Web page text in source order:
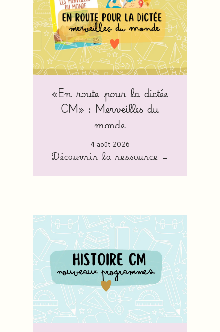
«En route pour la dictée
CM» : Merveilles du
monde
4 août 2026
Découvrir la ressource →